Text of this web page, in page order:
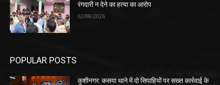
रंगदारी न देने का हत्या का आरोप
02/08/2026
POPULAR POSTS
कुशीनगर: कसया थाने में दो सिपाहियों पर सख्त कार्रवाई के